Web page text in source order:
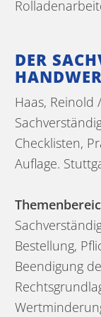
DER
Haas, Reinold
Checklisten,
Auflage.
Bestellung,
Beendigung